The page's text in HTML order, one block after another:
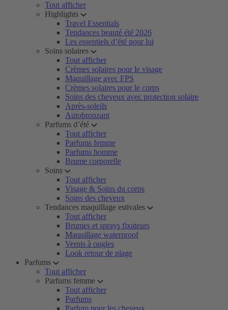
Tout afficher
Highlights
Travel Essentials
Tendances beauté été 2026
Les essentiels d’été pour lui
Soins solaires
Tout afficher
Crèmes solaires pour le visage
Maquillage avec FPS
Crèmes solaires pour le corps
Soins des cheveux avec protection solaire
Après-soleils
Autobronzant
Parfums d’été
Tout afficher
Parfums femme
Parfums homme
Brume corporelle
Soins
Tout afficher
Visage & Soins du corps
Soins des cheveux
Tendances maquillage estivales
Tout afficher
Brumes et sprays fixateurs
Maquillage waterproof
Vernis à ongles
Look retour de plage
Parfums
Tout afficher
Parfums femme
Tout afficher
Parfums
Parfum pour les cheveux